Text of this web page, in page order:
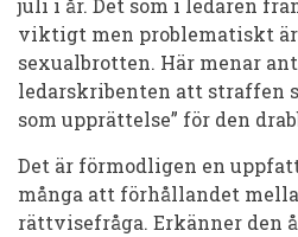
juli i år. Det som i ledaren
viktigt men problematiskt
sexualbrotten. Här menar
ledarskribenten att straffen
som upprättelse” för den
Det är förmodligen en
många att förhållandet
rättvisefråga. Erkänner den